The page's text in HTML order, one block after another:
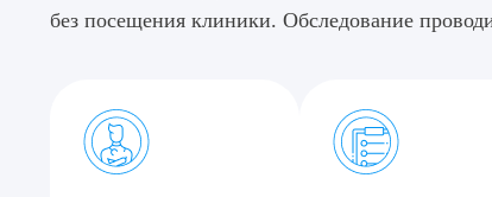
без посещения клиники. Обследование